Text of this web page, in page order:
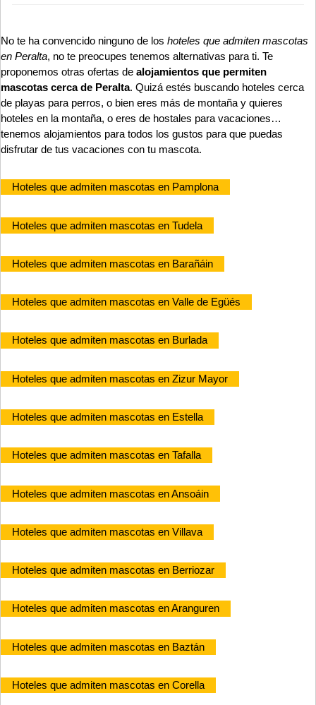
No te ha convencido ninguno de los hoteles que admiten mascotas
en Peralta, no te preocupes tenemos alternativas para ti. Te
proponemos otras ofertas de alojamientos que permiten
mascotas cerca de Peralta. Quizá estés buscando hoteles cerca
de playas para perros, o bien eres más de montaña y quieres
hoteles en la montaña, o eres de hostales para vacaciones…
tenemos alojamientos para todos los gustos para que puedas
disfrutar de tus vacaciones con tu mascota.
Hoteles que admiten mascotas en Pamplona
Hoteles que admiten mascotas en Tudela
Hoteles que admiten mascotas en Barañáin
Hoteles que admiten mascotas en Valle de Egüés
Hoteles que admiten mascotas en Burlada
Hoteles que admiten mascotas en Zizur Mayor
Hoteles que admiten mascotas en Estella
Hoteles que admiten mascotas en Tafalla
Hoteles que admiten mascotas en Ansoáin
Hoteles que admiten mascotas en Villava
Hoteles que admiten mascotas en Berriozar
Hoteles que admiten mascotas en Aranguren
Hoteles que admiten mascotas en Baztán
Hoteles que admiten mascotas en Corella